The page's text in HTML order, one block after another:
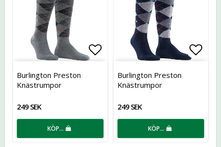
Lägg till i favoritlistan
Burlington Preston
Knästrumpor
249 SEK
KÖP…
Burlington Preston
Knästrumpor
249 SEK
KÖP…